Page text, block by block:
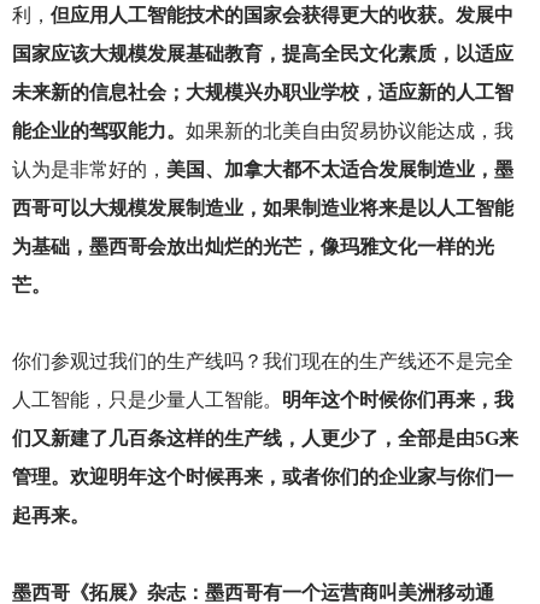
利， 但应用人工智能技术的国家会获得更大的收获。发展中
国家应该大规模发展基础教育，提高全民文化素质，以适应
未来新的信息社会；大规模兴办职业学校，适应新的人工智
能企业的驾驭能力。 如果新的北美自由贸易协议能达成，我
认为是非常好的， 美国、加拿大都不太适合发展制造业，墨
西哥可以大规模发展制造业，如果制造业将来是以人工智能
为基础，墨西哥会放出灿烂的光芒，像玛雅文化一样的光
芒。
你们参观过我们的生产线吗？我们现在的生产线还不是完全
人工智能，只是少量人工智能。 明年这个时候你们再来，我
们又新建了几百条这样的生产线，人更少了，全部是由5G来
管理。欢迎明年这个时候再来，或者你们的企业家与你们一
起再来。
墨西哥《拓展》杂志：墨西哥有一个运营商叫美洲移动通